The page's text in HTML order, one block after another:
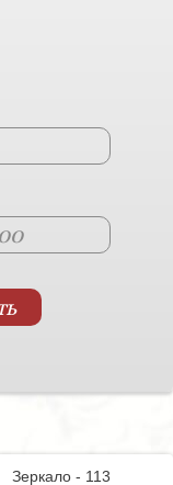
Зеркало - 113